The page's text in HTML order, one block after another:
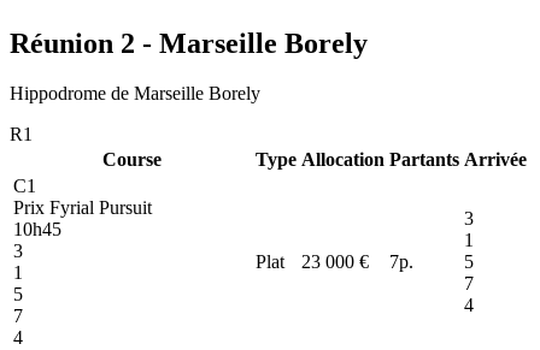
Réunion 2 - Marseille Borely
Hippodrome de Marseille Borely
R1
Course
Type Allocation Partants Arrivée
C1
Prix Fyrial Pursuit
10h45
3
1
5
7
4
Plat 23 000 € 7p.
3
1
5
7
4